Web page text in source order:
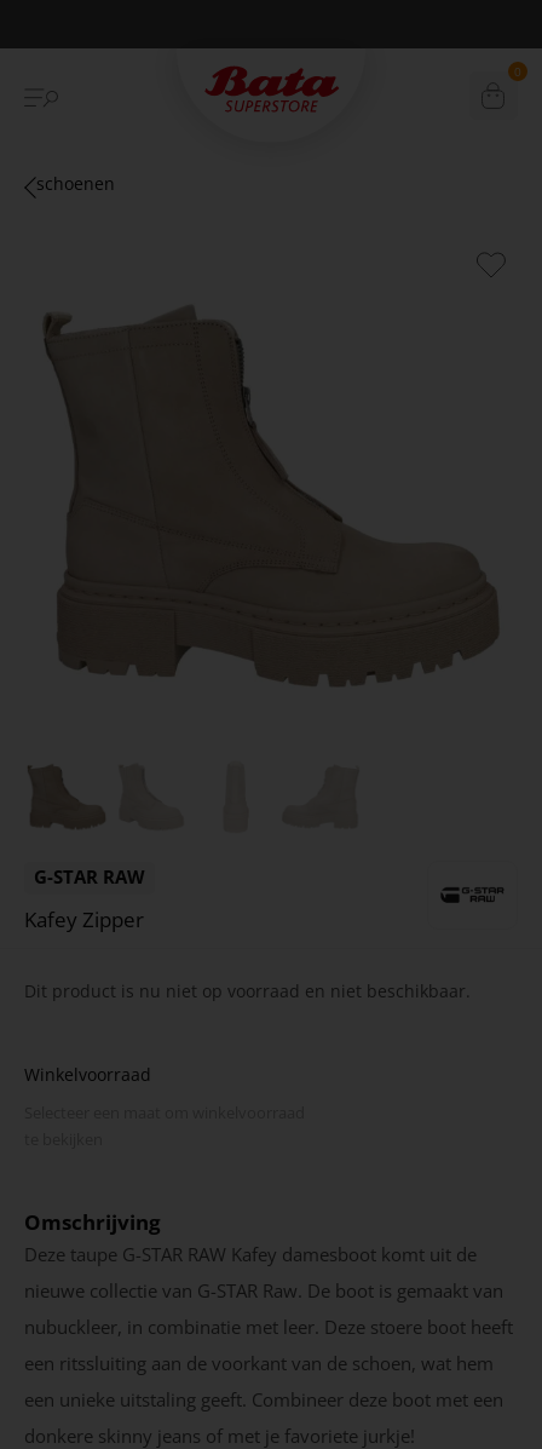
Betaal achteraf met Klarna 0
schoenen
G-STAR RAW
Kafey Zipper
Dit product is nu niet op voorraad en niet beschikbaar.
Winkelvoorraad
Omschrijving
Deze taupe G-STAR RAW Kafey damesboot komt uit de
nieuwe collectie van G-STAR Raw. De boot is gemaakt van
nubuckleer, in combinatie met leer. Deze stoere boot heeft
een ritssluiting aan de voorkant van de schoen, wat hem
een unieke uitstaling geeft. Combineer deze boot met een
donkere skinny jeans of met je favoriete jurkje!